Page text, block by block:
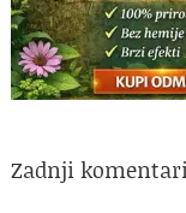
Zadnji